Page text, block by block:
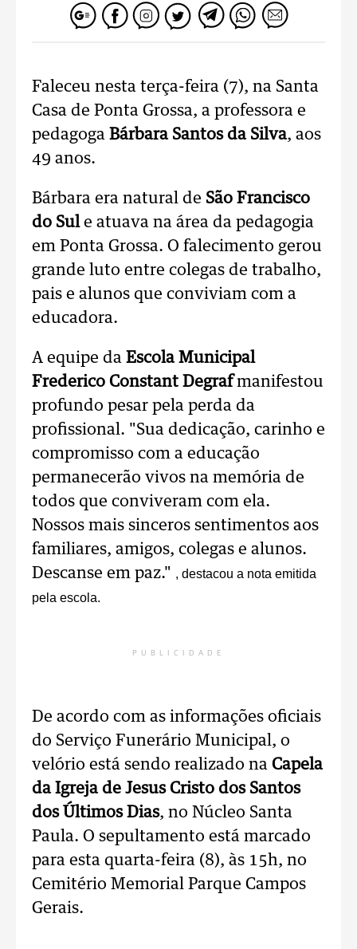
Faleceu nesta terça-feira (7), na Santa
Casa de Ponta Grossa, a professora e
pedagoga Bárbara Santos da Silva, aos
49 anos.
Bárbara era natural de São Francisco
do Sule atuava na área da pedagogia
em Ponta Grossa. O falecimento gerou
grande luto entre colegas de trabalho,
pais e alunos que conviviam com a
educadora.
A equipe da Escola Municipal
Frederico Constant Degrafmanifestou
profundo pesar pela perda da
profissional. "Sua dedicação, carinho e
compromisso com a educação
permanecerão vivos na memória de
todos que conviveram com ela.
Nossos mais sinceros sentimentos aos
familiares, amigos, colegas e alunos.
Descanse em paz." , destacou a nota emitida
pela escola.
PUBLICIDADE
De acordo com as informações oficiais
do Serviço Funerário Municipal, o
velório está sendo realizado na Capela
da Igreja de Jesus Cristo dos Santos
dos Últimos Dias, no Núcleo Santa
Paula. O sepultamento está marcado
para esta quarta-feira (8), às 15h, no
Cemitério Memorial Parque Campos
Gerais.